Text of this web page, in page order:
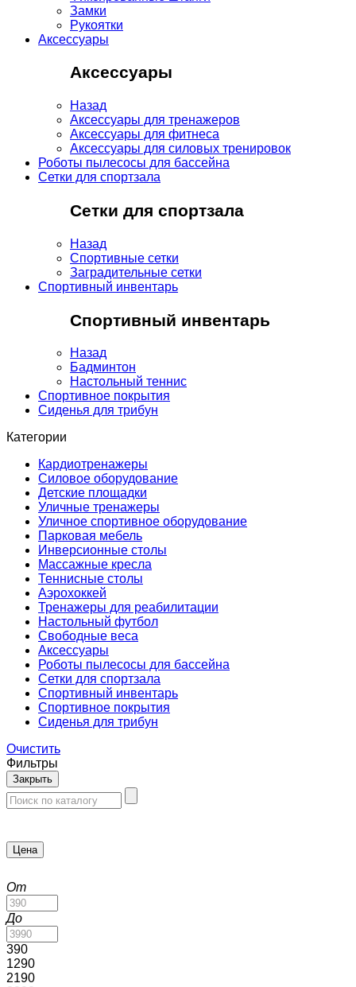
Замки
Рукоятки
Аксессуары
Аксессуары
Назад
Аксессуары для тренажеров
Аксессуары для фитнеса
Аксессуары для силовых тренировок
Роботы пылесосы для бассейна
Сетки для спортзала
Сетки для спортзала
Назад
Спортивные сетки
Заградительные сетки
Спортивный инвентарь
Спортивный инвентарь
Назад
Бадминтон
Настольный теннис
Спортивное покрытия
Сиденья для трибун
Категории
Кардиотренажеры
Силовое оборудование
Детские площадки
Уличные тренажеры
Уличное спортивное оборудование
Парковая мебель
Инверсионные столы
Массажные кресла
Теннисные столы
Аэрохоккей
Тренажеры для реабилитации
Настольный футбол
Свободные веса
Аксессуары
Роботы пылесосы для бассейна
Сетки для спортзала
Спортивный инвентарь
Спортивное покрытия
Сиденья для трибун
Очистить
Фильтры
Закрыть
Цена
От
До
390
1290
2190